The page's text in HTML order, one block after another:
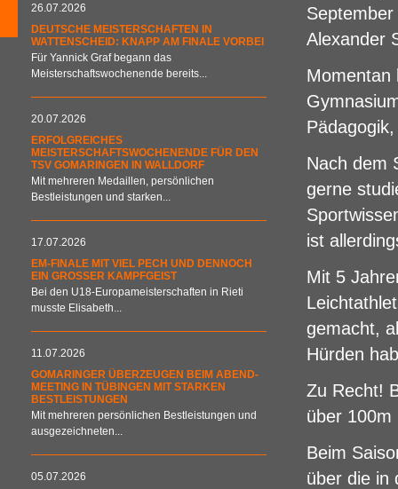
26.07.2026
DEUTSCHE MEISTERSCHAFTEN IN
WATTENSCHEID: KNAPP AM FINALE VORBEI
Für Yannick Graf begann das
Meisterschaftswochenende bereits...
20.07.2026
ERFOLGREICHES
MEISTERSCHAFTSWOCHENENDE FÜR DEN
TSV GOMARINGEN IN WALLDORF
Mit mehreren Medaillen, persönlichen
Bestleistungen und starken...
17.07.2026
EM-FINALE MIT VIEL PECH UND DENNOCH
EIN GROSSER KAMPFGEIST
Bei den U18-Europameisterschaften in Rieti
musste Elisabeth...
11.07.2026
GOMARINGER ÜBERZEUGEN BEIM ABEND-
MEETING IN TÜBINGEN MIT STARKEN
BESTLEISTUNGEN
Mit mehreren persönlichen Bestleistungen und
ausgezeichneten...
05.07.2026
Alexander
Momentan
Nach dem
gerne
ist
Mit 5
gemacht,
Hürden
Zu Recht!
über 100m
Beim
über die in